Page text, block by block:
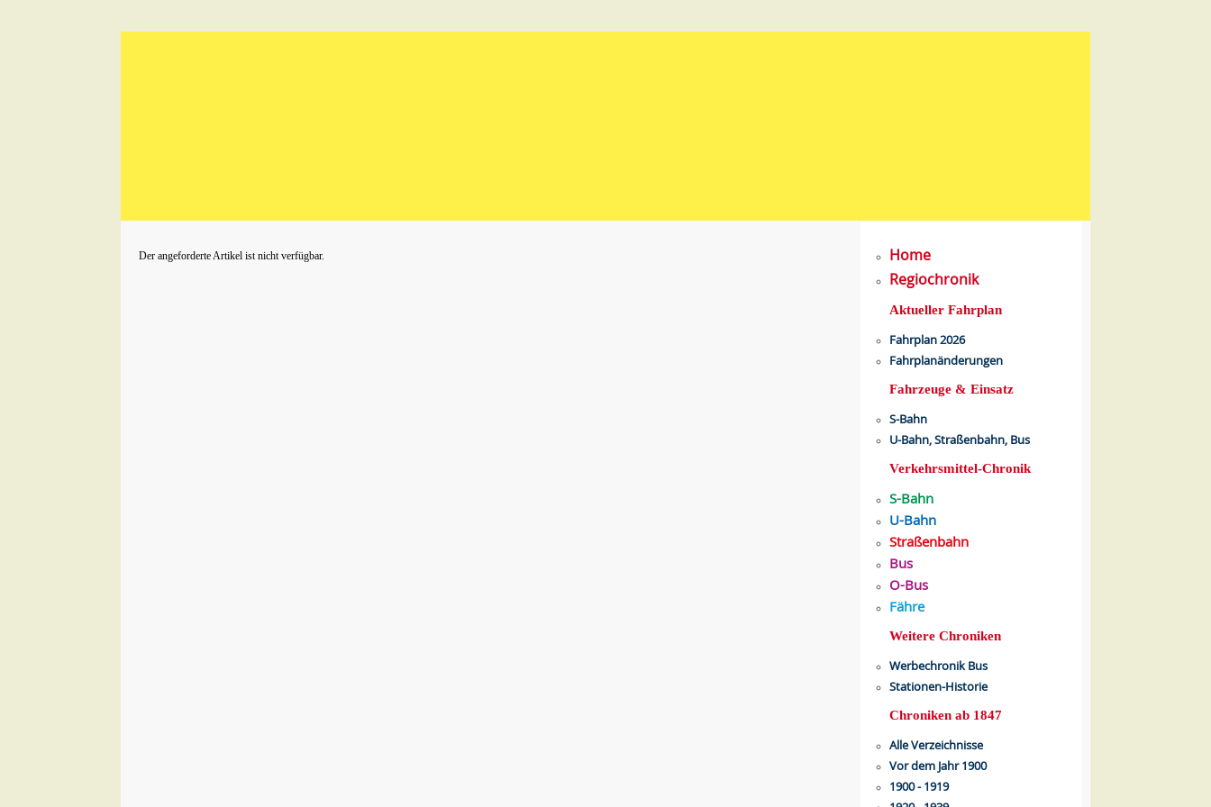
Der angeforderte Artikel ist nicht verfügbar.
Home
Regiochronik
Aktueller Fahrplan
Fahrplan 2026
Fahrplanänderungen
Fahrzeuge & Einsatz
S-Bahn
U-Bahn, Straßenbahn, Bus
Verkehrsmittel-Chronik
S-Bahn
U-Bahn
Straßenbahn
Bus
O-Bus
Fähre
Weitere Chroniken
Werbechronik Bus
Stationen-Historie
Chroniken ab 1847
Alle Verzeichnisse
Vor dem Jahr 1900
1900 - 1919